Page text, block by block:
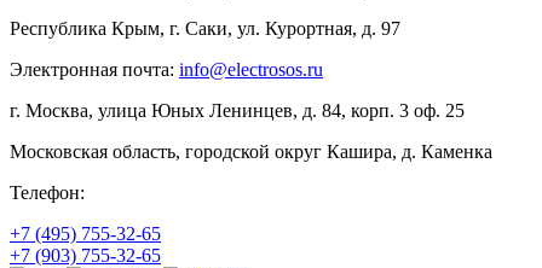
Республика Крым, г. Саки, ул. Курортная, д. 97
Электронная почта: info@electrosos.ru
г. Москва, улица Юных Ленинцев, д. 84, корп. 3 оф. 25
Московская область, городской округ Кашира, д. Каменка
Телефон:
+7 (495) 755-32-65
+7 (903) 755-32-65